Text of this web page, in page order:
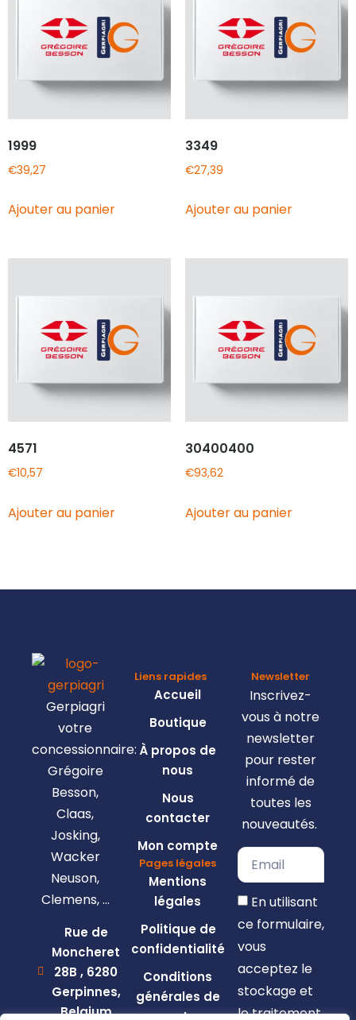
1999
€39,27
Ajouter au panier
3349
€27,39
Ajouter au panier
4571
€10,57
Ajouter au panier
30400400
€93,62
Ajouter au panier
Gerpiagri
votre
concessionnaire:
Grégoire
Besson,
Claas,
Josking,
Wacker
Neuson,
Clemens, …
Rue de
Moncheret
28B , 6280
Gerpinnes,
Belgium
Liens rapides
Accueil
Boutique
À propos de
nous
Nous
contacter
Mon compte
Pages légales
Mentions
légales
Politique de
confidentialité
Conditions
générales de
Newsletter
Inscrivez-
vous à notre
newsletter
pour rester
informé de
toutes les
nouveautés.
En utilisant
ce formulaire,
vous
acceptez le
stockage et
le traitement